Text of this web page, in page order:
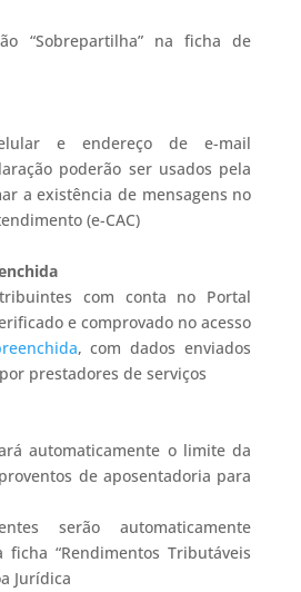
“Sobrepartilha” na ficha de
e endereço de e-mail
poderão ser usados pela
a existência de mensagens no
(e-CAC)
com conta no Portal
e comprovado no acesso
, com dados enviados
prestadores de serviços
automaticamente o limite da
de aposentadoria para
serão automaticamente
“Rendimentos Tributáveis
Jurídica